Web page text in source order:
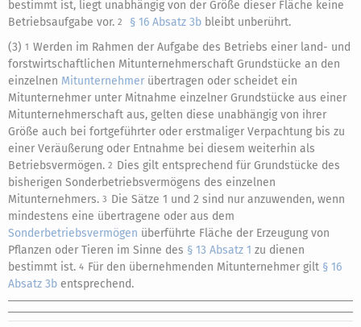
bestimmt ist, liegt unabhängig von der Größe dieser Fläche keine
Betriebsaufgabe vor. 2 § 16 Absatz 3b bleibt unberührt.
(3) 1 Werden im Rahmen der Aufgabe des Betriebs einer land- und
forstwirtschaftlichen Mitunternehmerschaft Grundstücke an den
einzelnen Mitunternehmer übertragen oder scheidet ein
Mitunternehmer unter Mitnahme einzelner Grundstücke aus einer
Mitunternehmerschaft aus, gelten diese unabhängig von ihrer
Größe auch bei fortgeführter oder erstmaliger Verpachtung bis zu
einer Veräußerung oder Entnahme bei diesem weiterhin als
Betriebsvermögen. 2 Dies gilt entsprechend für Grundstücke des
bisherigen Sonderbetriebsvermögens des einzelnen
Mitunternehmers. 3 Die Sätze 1 und 2 sind nur anzuwenden, wenn
mindestens eine übertragene oder aus dem
Sonderbetriebsvermögen überführte Fläche der Erzeugung von
Pflanzen oder Tieren im Sinne des § 13 Absatz 1 zu dienen
bestimmt ist. 4 Für den übernehmenden Mitunternehmer gilt § 16
Absatz 3b entsprechend.